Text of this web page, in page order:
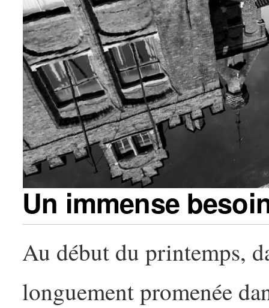
Un immense
Au début du printemps,
longuement promenée